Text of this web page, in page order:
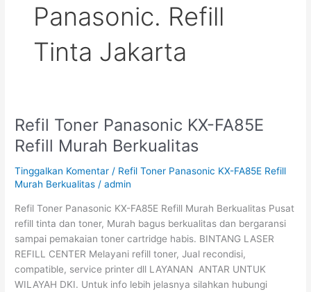
Panasonic. Refill
Tinta Jakarta
Refil Toner Panasonic KX-FA85E
Refill Murah Berkualitas
Tinggalkan Komentar / Refil Toner Panasonic KX-FA85E Refill
Murah Berkualitas /admin
Refil Toner Panasonic KX-FA85E Refill Murah Berkualitas Pusat
refill tinta dan toner, Murah bagus berkualitas dan bergaransi
sampai pemakaian toner cartridge habis. BINTANG LASER
REFILL CENTER Melayani refill toner, Jual recondisi,
compatible, service printer dll LAYANAN ANTAR UNTUK
WILAYAH DKI. Untuk info lebih jelasnya silahkan hubungi
Refil
Toner
Panasonic
KX-
FA85E
Murah
Berkualitas